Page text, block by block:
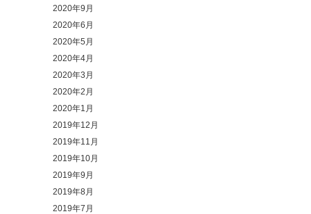
2020年9月
2020年6月
2020年5月
2020年4月
2020年3月
2020年2月
2020年1月
2019年12月
2019年11月
2019年10月
2019年9月
2019年8月
2019年7月